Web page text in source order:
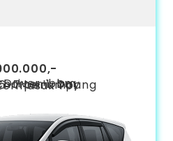
Driver+bbm
1-Day
7 penumpang
Tol